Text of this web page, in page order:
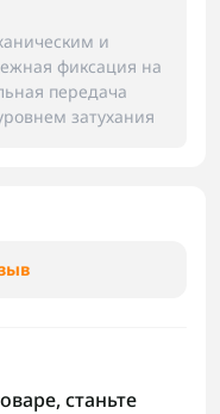
и
фиксация на
передача
затухания
станьте